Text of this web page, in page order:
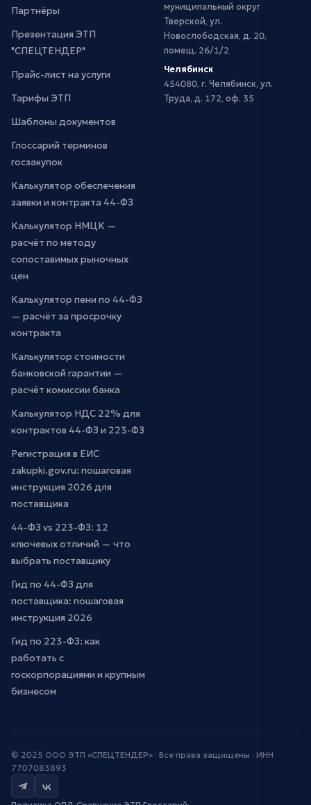
Партнёры
Презентация ЭТП
"СПЕЦТЕНДЕР"
Прайс-лист на услуги
Тарифы ЭТП
Шаблоны документов
Глоссарий терминов
госзакупок
Калькулятор обеспечения
заявки и контракта 44-ФЗ
Калькулятор НМЦК —
расчёт по методу
сопоставимых рыночных
цен
Калькулятор пени по 44-ФЗ
— расчёт за просрочку
контракта
Калькулятор стоимости
банковской гарантии —
расчёт комиссии банка
Калькулятор НДС 22% для
контрактов 44-ФЗ и 223-ФЗ
Регистрация в ЕИС
zakupki.gov.ru: пошаговая
инструкция 2026 для
поставщика
44-ФЗ vs 223-ФЗ: 12
ключевых отличий — что
выбрать поставщику
Гид по 44-ФЗ для
поставщика: пошаговая
инструкция 2026
Гид по 223-ФЗ: как
работать с
госкорпорациями и крупным
бизнесом
муниципальный округ
Тверской, ул.
Новослободская, д. 20,
помещ. 26/1/2
Челябинск
454080, г. Челябинск, ул.
Труда, д. 172, оф. 35
© 2025 ООО ЭТП «СПЕЦТЕНДЕР» · Все права защищены · ИНН
7707083893